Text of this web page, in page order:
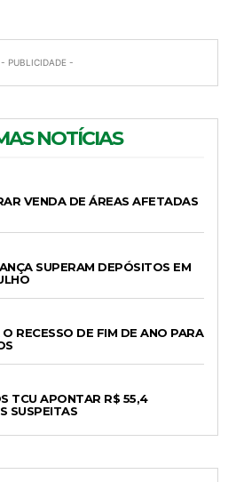
- PUBLICIDADE -
NOTÍCIAS
VENDA DE ÁREAS AFETADAS
SUPERAM DEPÓSITOS EM
RECESSO DE FIM DE ANO PARA
TCU APONTAR R$ 55,4
SUSPEITAS